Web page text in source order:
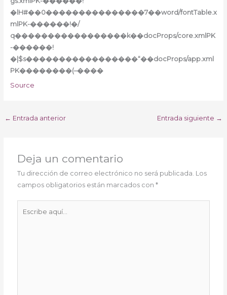
�lH#��0���������������7��word/fontTable.x
mlPK-������!�/
q�����������������k��docProps/core.xmlPK
-������!
�|$s�����������������“��docProps/app.xml
PK��������(–����
Source
← Entrada anterior Entrada siguiente →
Deja un comentario
Tu dirección de correo electrónico no será publicada. Los
campos obligatorios están marcados con*